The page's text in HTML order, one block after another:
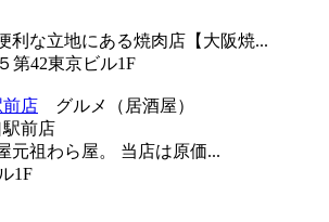
利な立地にある焼肉店【大阪焼...
第42東京ビル1F
前店 グルメ（居酒屋）
元祖わら屋。 当店は原価...
1F